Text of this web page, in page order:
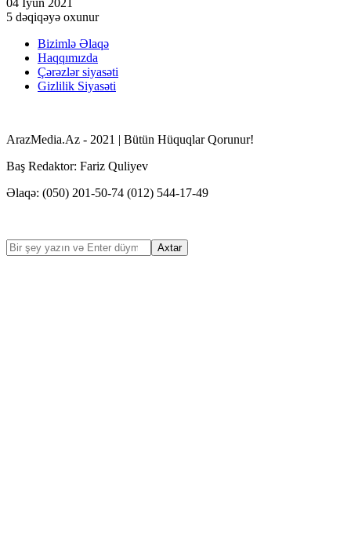
04 İyun 2021
5 dəqiqəyə oxunur
Bizimlə Əlaqə
Haqqımızda
Çərəzlər siyasəti
Gizlilik Siyasəti
ArazMedia.Az - 2021 | Bütün Hüquqlar Qorunur!
Baş Redaktor: Fariz Quliyev
Əlaqə: (050) 201-50-74 (012) 544-17-49